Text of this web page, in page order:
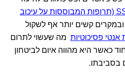
טיפול תרופתי, כמו SSRI (תרופות המבוססות על עיכוב
ובמקרים קשים יותר אף לשקול
אנטי פסיכוטיות מה שעשוי לתרום
כאשר היא מהווה איום לביטחון
בסביבתו.